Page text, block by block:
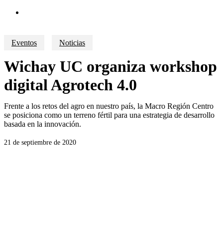
Eventos Noticias
Wichay UC organiza workshop
digital Agrotech 4.0
Frente a los retos del agro en nuestro país, la Macro Región Centro
se posiciona como un terreno fértil para una estrategia de desarrollo
basada en la innovación.
21 de septiembre de 2020